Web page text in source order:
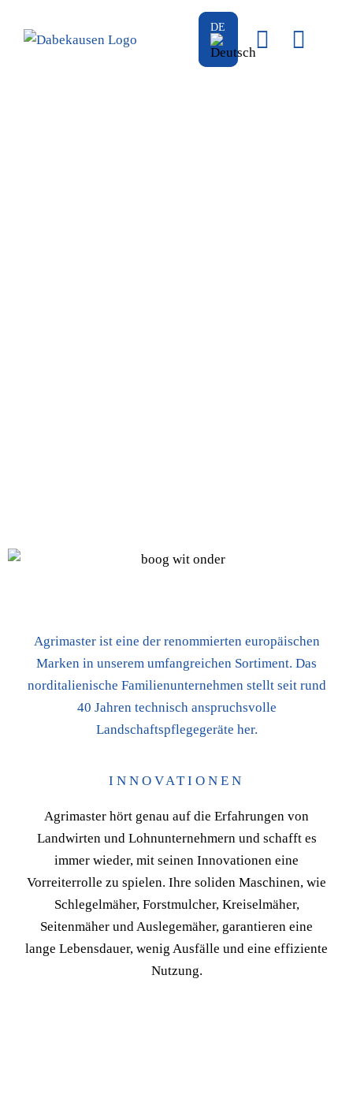
Agrimaster ist eine der renommierten europäischen
Marken in unserem umfangreichen Sortiment. Das
norditalienische Familienunternehmen stellt seit rund
40 Jahren technisch anspruchsvolle
Landschaftspflegegeräte her.
INNOVATIONEN
Agrimaster hört genau auf die Erfahrungen von
Landwirten und Lohnunternehmern und schafft es
immer wieder, mit seinen Innovationen eine
Vorreiterrolle zu spielen. Ihre soliden Maschinen, wie
Schlegelmäher, Forstmulcher, Kreiselmäher,
Seitenmäher und Auslegemäher, garantieren eine
lange Lebensdauer, wenig Ausfälle und eine effiziente
Nutzung.